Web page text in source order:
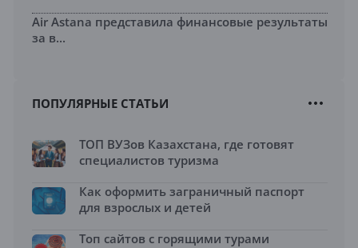
Air Astana представила финансовые результаты
за в...
ПОПУЛЯРНЫЕ СТАТЬИ
ТОП ВУЗов Казахстана, где готовят
специалистов туризма
Как оформить заграничный паспорт
для взрослых и детей
Топ сайтов с горящими турами